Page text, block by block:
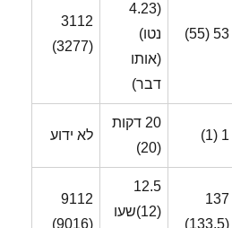
53 (55)
(4.23
נטו)
(אותו
דבר)
3112
(3277)
1 (1)
20 דקות
(20)
לא ידוע
137
(133.5)
12.5
(12)שעו
9112
(9016)